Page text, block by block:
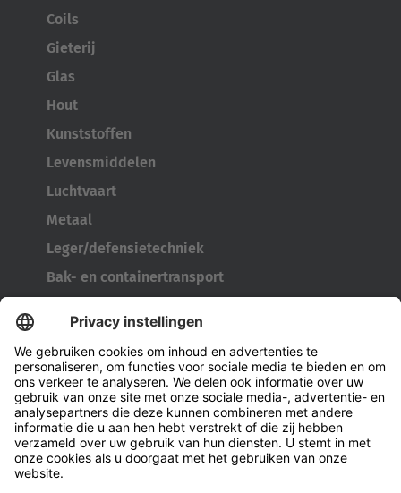
Coils
Gieterij
Glas
Hout
Kunststoffen
Levensmiddelen
Luchtvaart
Metaal
Leger/defensietechniek
Bak- en containertransport
Kabelhaspeltransporter
Deuren en ramen
Bedrijf
Over Hubtex
Duurzaamheid